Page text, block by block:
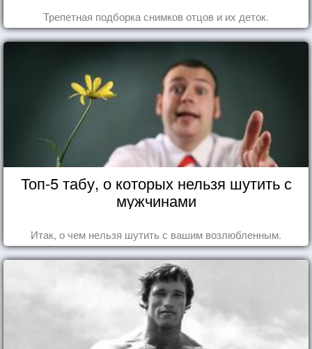
Трепетная подборка снимков отцов и их деток.
Топ-5 табу, о которых нельзя шутить с
мужчинами
Итак, о чем нельзя шутить с вашим возлюбленным.